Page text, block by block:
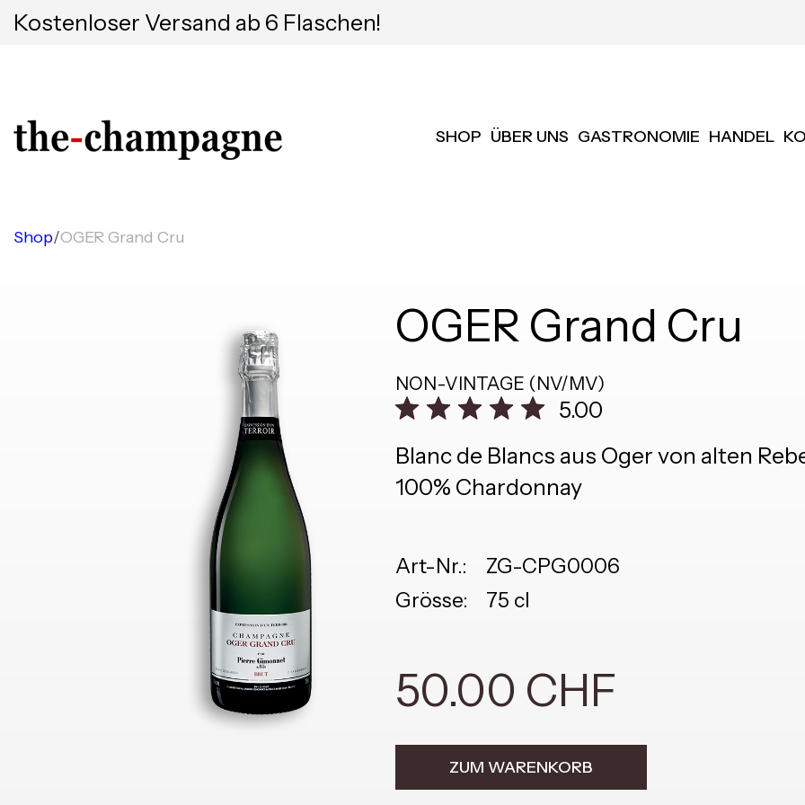
Kostenloser Versand ab 6 Flaschen!
SHOP ÜBER UNS GASTRONOMIE HANDEL
Shop/OGER Grand Cru
OGER Grand Cru
NON-VINTAGE (NV/MV)
5.00
Blanc de Blancs aus Oger von alten
100% Chardonnay
Art-Nr.:
ZG-CPG0006
Grösse:
75 cl
50.00 CHF
ZUM WARENKORB